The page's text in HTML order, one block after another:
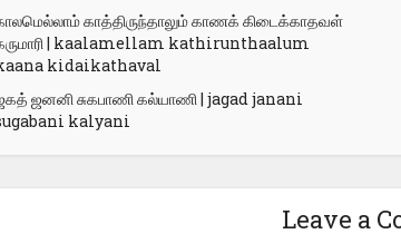
காத்திருந்தாலும் காணக் கிடைக்காதவள்
| kaalamellam kathirunthaalum
kidaikathaval
ஜனனி சுகபாணி கல்யாணி | jagad janani
kalyani
Leave a